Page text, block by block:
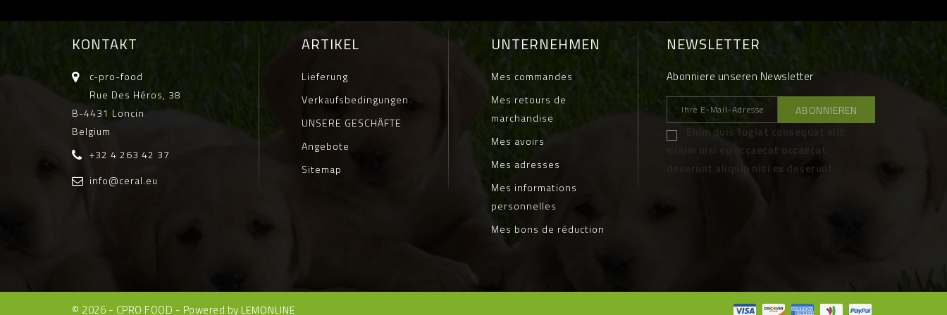
KONTAKT
c-pro-food
Rue Des Héros, 38
B-4431 Loncin
Belgium
+32 4 263 42 37
info@ceral.eu
ARTIKEL
Lieferung
Verkaufsbedingungen
UNSERE GESCHÄFTE
Angebote
Sitemap
UNTERNEHMEN
Mes commandes
Mes retours de
marchandise
Mes avoirs
Mes adresses
Mes informations
personnelles
Mes bons de réduction
NEWSLETTER
Abonniere unseren Newsletter
Enim quis fugiat consequat elit
minim nisi eu occaecat occaecat
deserunt aliquip nisi ex deserunt.
© 2026 - CPRO FOOD - Powered byLEMONLINE